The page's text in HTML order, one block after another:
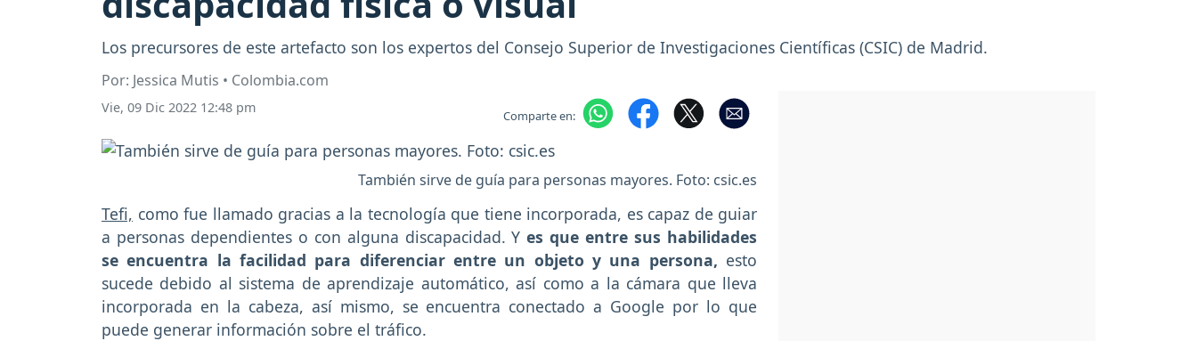
Los precursores de este artefacto son los expertos del Consejo Superior de Investigaciones Científicas (CSIC) de Madrid.
Por: Jessica Mutis • Colombia.com
Vie, 09 Dic 2022 12:48 pm Comparte en:
También sirve de guía para personas mayores. Foto: csic.es
Tefi, como fue llamado gracias a la tecnología que tiene incorporada, es capaz de guiar
a personas dependientes o con alguna discapacidad. Yes que entre sus habilidades
se encuentra la facilidad para diferenciar entre un objeto y una persona, esto
sucede debido al sistema de aprendizaje automático, así como a la cámara que lleva
incorporada en la cabeza, así mismo, se encuentra conectado a Google por lo que
puede generar información sobre el tráfico.